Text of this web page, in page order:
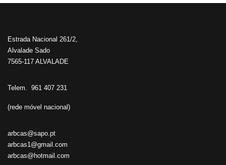
Estrada Nacional 261/2,
Alvalade Sado
7565-117 ALVALADE
Telem. 961 407 231
(rede móvel nacional)
arbcas@sapo.pt
arbcas1@gmail.com
arbcas@hotmail.com